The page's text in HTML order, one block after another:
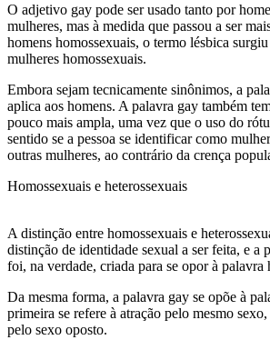
O adjetivo gay pode ser usado tanto por
mulheres, mas à medida que passou a ser
homens homossexuais, o termo lésbica
mulheres homossexuais.
Embora sejam tecnicamente sinônimos, a
aplica aos homens. A palavra gay também
pouco mais ampla, uma vez que o uso do
sentido se a pessoa se identificar como
outras mulheres, ao contrário da crença
Homossexuais e heterossexuais
A distinção entre homossexuais e
distinção de identidade sexual a ser feita, e a
foi, na verdade, criada para se opor à palavra
Da mesma forma, a palavra gay se opõe à
primeira se refere à atração pelo mesmo
pelo sexo oposto.